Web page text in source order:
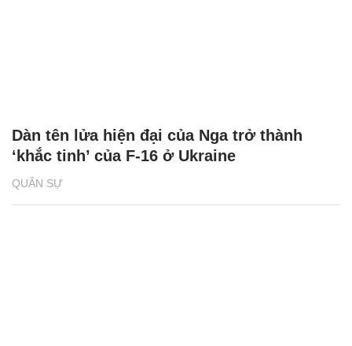
QUÂN SỰ
Dàn tên lửa hiện đại của Nga trở thành
‘khắc tinh’ của F-16 ở Ukraine